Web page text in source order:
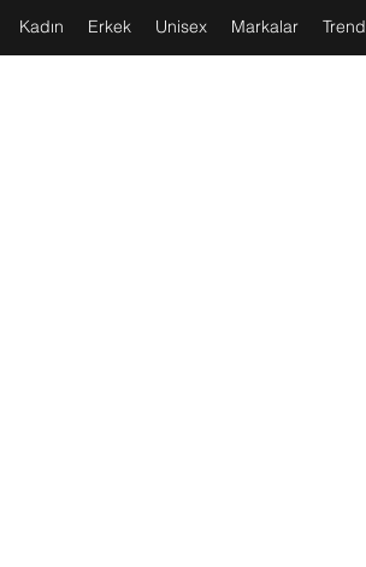
Kadın Erkek Unisex Markalar Trend